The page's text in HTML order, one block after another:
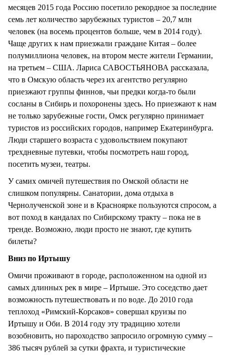
месяцев 2015 года Россию посетило рекордное за последние
семь лет количество зарубежных туристов – 20,7 млн
человек (на восемь процентов больше, чем в 2014 году).
Чаще других к нам приезжали граждане Китая – более
полумиллиона человек, на втором месте жители Германии,
на третьем – США. Лариса САВОСТЬЯНОВА рассказала,
что в Омскую область через их агентство регулярно
приезжают группы финнов, чьи предки когда-то были
сосланы в Сибирь и похоронены здесь. Но приезжают к нам
не только зарубежные гости, Омск регулярно принимает
туристов из российских городов, например Екатеринбурга.
Люди старшего возраста с удовольствием покупают
трехдневные путевки, чтобы посмотреть наш город,
посетить музеи, театры.
У самих омичей путешествия по Омской области не
слишком популярны. Санатории, дома отдыха в
Чернолученской зоне и в Красноярке пользуются спросом, а
вот поход в кандалах по Сибирскому тракту – пока не в
тренде. Возможно, люди просто не знают, где купить
билеты?
Вниз по Иртышу
Омичи проживают в городе, расположенном на одной из
самых длинных рек в мире – Иртыше. Это соседство дает
возможность путешествовать и по воде. До 2010 года
теплоход «Римский-Корсаков» совершал круизы по
Иртышу и Оби. В 2014 году эту традицию хотели
возобновить, но пароходство запросило огромную сумму –
386 тысяч рублей за сутки фрахта, и туристические